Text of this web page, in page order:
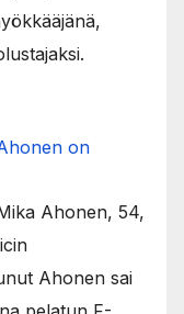
on
Ahonen, 54,
Ahonen sai